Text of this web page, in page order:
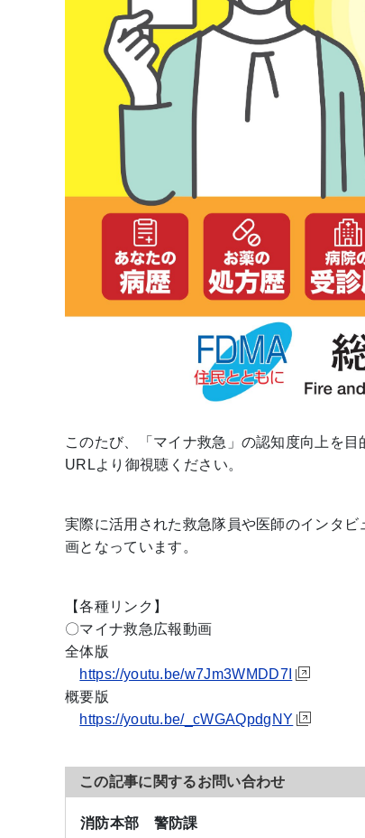
このたび、「マイナ救急」の認知度向上を
URLより御視聴ください。
実際に活用された救急隊員や医師のインタ
画となっています。
【各種リンク】
〇マイナ救急広報動画
全体版
https://youtu.be/w7Jm3WMDD7I
概要版
https://youtu.be/_cWGAQpdgNY
この記事に関するお問い合わせ
消防本部 警防課